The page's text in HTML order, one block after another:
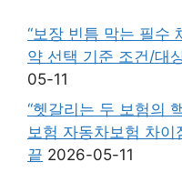
“보장 빈틈 막는 필수
약 선택 기준 조건/대
05-11
“헷갈리는 두 보험의
보험 자동차보험 차이
끝 2026-05-11